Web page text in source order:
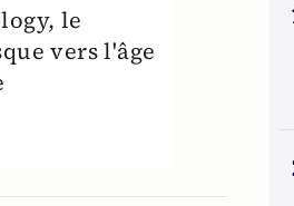
le
vers l'âge